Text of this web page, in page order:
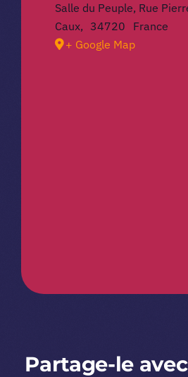
Salle du Peuple, Rue
Caux, 34720
France
+ Google Map
Partage-le